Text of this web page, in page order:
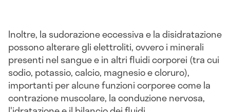
Inoltre, la sudorazione eccessiva e la disidratazione
possono alterare gli elettroliti, ovvero i minerali
presenti nel sangue e in altri fluidi corporei (tra cui
sodio, potassio, calcio, magnesio e cloruro),
importanti per alcune funzioni corporee come la
contrazione muscolare, la conduzione nervosa,